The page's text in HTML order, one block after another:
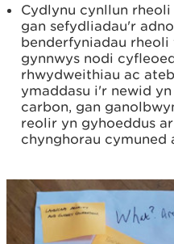
Cydlynu cynllun
gan sefydliadau'r
benderfyniadau
gynnwys nodi
rhwydweithiau ac
ymaddasu i'r newid
carbon, gan
reolir yn gyhoeddus
chynghorau cymuned